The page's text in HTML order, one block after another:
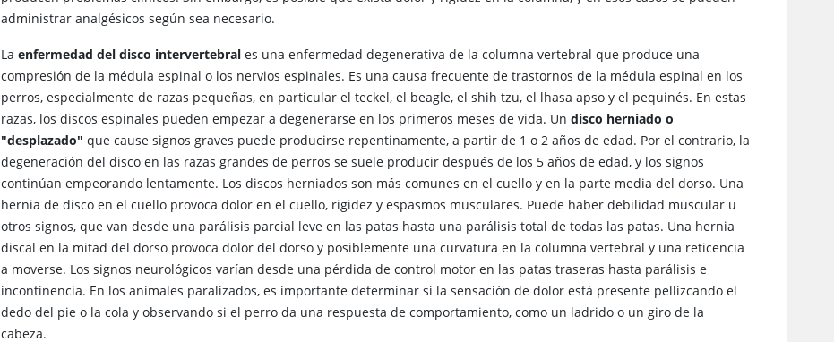
administrar analgésicos según sea necesario.
Laenfermedad del disco intervertebral es una enfermedad degenerativa de la columna vertebral que produce una
compresión de la médula espinal o los nervios espinales. Es una causa frecuente de trastornos de la médula espinal en los
perros, especialmente de razas pequeñas, en particular el teckel, el beagle, el shih tzu, el lhasa apso y el pequinés. En estas
razas, los discos espinales pueden empezar a degenerarse en los primeros meses de vida. Undisco herniado o
"desplazado" que cause signos graves puede producirse repentinamente, a partir de 1 o 2 años de edad. Por el contrario, la
degeneración del disco en las razas grandes de perros se suele producir después de los 5 años de edad, y los signos
continúan empeorando lentamente. Los discos herniados son más comunes en el cuello y en la parte media del dorso. Una
hernia de disco en el cuello provoca dolor en el cuello, rigidez y espasmos musculares. Puede haber debilidad muscular u
otros signos, que van desde una parálisis parcial leve en las patas hasta una parálisis total de todas las patas. Una hernia
discal en la mitad del dorso provoca dolor del dorso y posiblemente una curvatura en la columna vertebral y una reticencia
a moverse. Los signos neurológicos varían desde una pérdida de control motor en las patas traseras hasta parálisis e
incontinencia. En los animales paralizados, es importante determinar si la sensación de dolor está presente pellizcando el
dedo del pie o la cola y observando si el perro da una respuesta de comportamiento, como un ladrido o un giro de la
cabeza.